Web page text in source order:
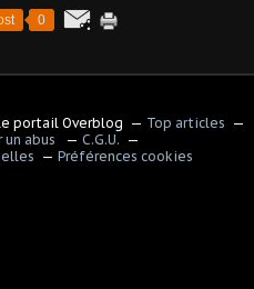
0
portail Overblog
Top articles
un abus
C.G.U.
Préférences cookies